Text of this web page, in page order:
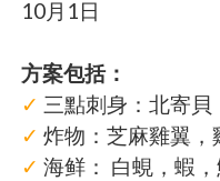
10月1日
方案包括：
✓ 三點刺身：北寄貝
✓ 炸物：芝麻雞翼，
✓ 海鲜： 白蜆，蝦